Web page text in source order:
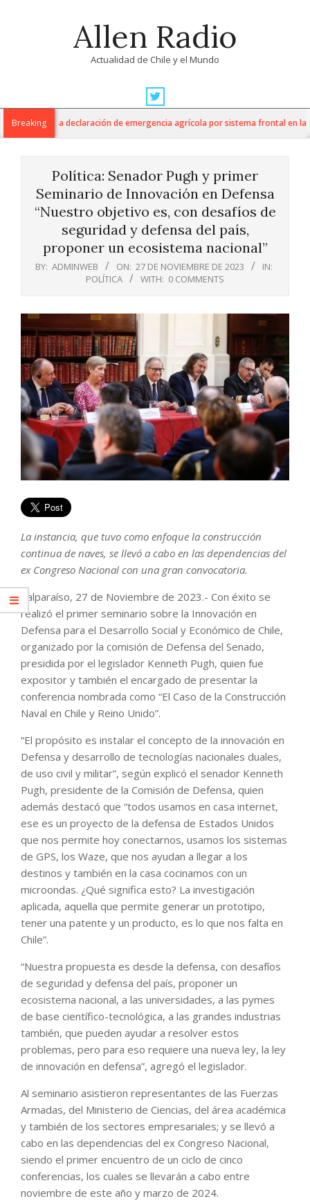
Allen Radio
Actualidad de Chile y el Mundo
Navigation
MenuBreaking
anuncia declaración de emergencia agrícola por sistema frontal en la
Política: Senador Pugh y primer
Seminario de Innovación en Defensa
“Nuestro objetivo es, con desafíos de
seguridad y defensa del país,
proponer un ecosistema nacional”
BY: ADMINWEB ON: 27 DE NOVIEMBRE DE 2023
IN:
POLÍTICA
WITH: 0 COMMENTS
La instancia, que tuvo como enfoque la construcción
continua de naves, se llevó a cabo en las dependencias del
ex Congreso Nacional con una gran convocatoria.
Valparaíso, 27 de Noviembre de 2023.- Con éxito se
realizó el primer seminario sobre la Innovación en
Defensa para el Desarrollo Social y Económico de Chile,
organizado por la comisión de Defensa del Senado,
presidida por el legislador Kenneth Pugh, quien fue
expositor y también el encargado de presentar la
conferencia nombrada como “El Caso de la Construcción
Naval en Chile y Reino Unido”.
“El propósito es instalar el concepto de la innovación en
Defensa y desarrollo de tecnologías nacionales duales,
de uso civil y militar”, según explicó el senador Kenneth
Pugh, presidente de la Comisión de Defensa, quien
además destacó que “todos usamos en casa internet,
ese es un proyecto de la defensa de Estados Unidos
que nos permite hoy conectarnos, usamos los sistemas
de GPS, los Waze, que nos ayudan a llegar a los
destinos y también en la casa cocinamos con un
microondas. ¿Qué significa esto? La investigación
aplicada, aquella que permite generar un prototipo,
tener una patente y un producto, es lo que nos falta en
Chile”.
“Nuestra propuesta es desde la defensa, con desafíos
de seguridad y defensa del país, proponer un
ecosistema nacional, a las universidades, a las pymes
de base científico-tecnológica, a las grandes industrias
también, que pueden ayudar a resolver estos
problemas, pero para eso requiere una nueva ley, la ley
de innovación en defensa”, agregó el legislador.
Al seminario asistieron representantes de las Fuerzas
Armadas, del Ministerio de Ciencias, del área académica
y también de los sectores empresariales; y se llevó a
cabo en las dependencias del ex Congreso Nacional,
siendo el primer encuentro de un ciclo de cinco
conferencias, los cuales se llevarán a cabo entre
noviembre de este año y marzo de 2024.